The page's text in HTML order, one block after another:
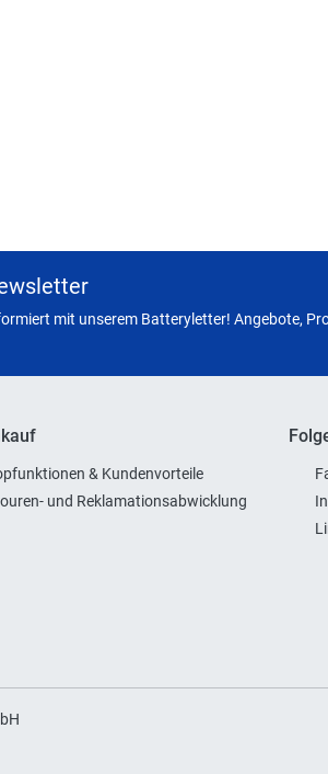
mit unserem Batteryletter! Angebote,
& Kundenvorteile
und Reklamationsabwicklung